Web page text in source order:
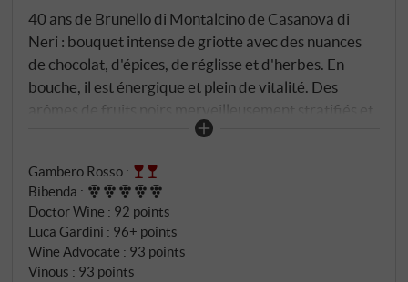
40 ans de Brunello di Montalcino de Casanova di
Neri : bouquet intense de griotte avec des nuances
de chocolat, d'épices, de réglisse et d'herbes. En
bouche, il est énergique et plein de vitalité. Des
arômes de fruits noirs merveilleusement stratifiés et
parfaitement intégrés s'ouvrent à chaque gorgée,
comme du velours et de la soie, la longue finale pleine
d'élan révèle cette excellence Sangiovese que nous
aimons tant chez Casanova di Neri ! SUPERIORE.DE
Gambero Rosso :
Bibenda :
Doctor Wine : 92 points
Luca Gardini : 96+ points
Wine Advocate : 93 points
Vinous : 93 points